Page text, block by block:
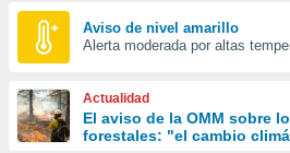
y
forma
digital
basada
Aviso de nivel amarillo
Alerta moderada por altas
Actualidad
El aviso de la OMM sobre
forestales: "el cambio